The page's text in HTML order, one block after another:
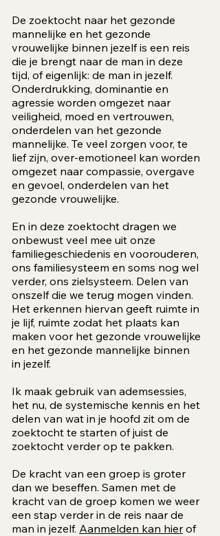
De zoektocht naar het gezonde
mannelijke en het gezonde
vrouwelijke binnen jezelf is een reis
die je brengt naar de man in deze
tijd, of eigenlijk: de man in jezelf.
Onderdrukking, dominantie en
agressie worden omgezet naar
veiligheid, moed en vertrouwen,
onderdelen van het gezonde
mannelijke. Te veel zorgen voor, te
lief zijn, over-emotioneel kan worden
omgezet naar compassie, overgave
en gevoel, onderdelen van het
gezonde vrouwelijke.
En in deze zoektocht dragen we
onbewust veel mee uit onze
familiegeschiedenis en voorouderen,
ons familiesysteem en soms nog wel
verder, ons zielsysteem. Delen van
onszelf die we terug mogen vinden.
Het erkennen hiervan geeft ruimte in
je lijf, ruimte zodat het plaats kan
maken voor het gezonde vrouwelijke
en het gezonde mannelijke binnen
in jezelf.
Ik maak gebruik van ademsessies,
het nu, de systemische kennis en het
delen van wat in je hoofd zit om de
zoektocht te starten of juist de
zoektocht verder op te pakken.
De kracht van een groep is groter
dan we beseffen. Samen met de
kracht van de groep komen we weer
een stap verder in de reis naar de
man in jezelf. Aanmelden kan hier of